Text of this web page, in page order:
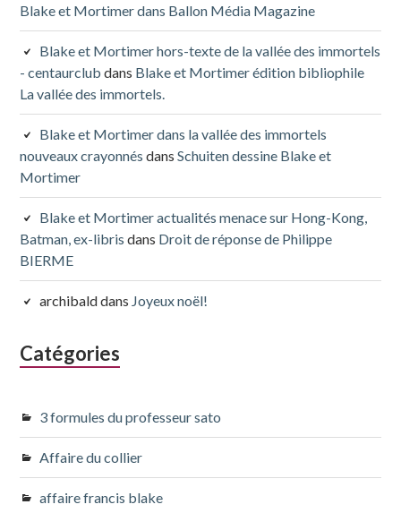
Blake et Mortimer dans Ballon Média Magazine
Blake et Mortimer hors-texte de la vallée des immortels
- centaurclub dans Blake et Mortimer édition bibliophile
La vallée des immortels.
Blake et Mortimer dans la vallée des immortels
nouveaux crayonnés dansSchuiten dessine Blake et
Mortimer
Blake et Mortimer actualités menace sur Hong-Kong,
Batman, ex-libris dans Droit de réponse de Philippe
BIERME
archibalddans Joyeux noël!
Catégories
3 formules du professeur sato
Affaire du collier
affaire francis blake